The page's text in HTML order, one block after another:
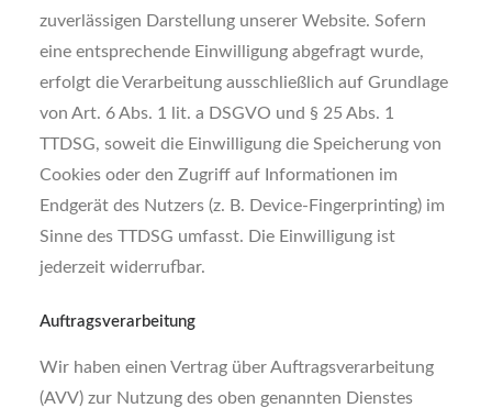
zuverlässigen Darstellung unserer Website. Sofern
eine entsprechende Einwilligung abgefragt wurde,
erfolgt die Verarbeitung ausschließlich auf Grundlage
von Art. 6 Abs. 1 lit. a DSGVO und § 25 Abs. 1
TTDSG, soweit die Einwilligung die Speicherung von
Cookies oder den Zugriff auf Informationen im
Endgerät des Nutzers (z. B. Device-Fingerprinting) im
Sinne des TTDSG umfasst. Die Einwilligung ist
jederzeit widerrufbar.
Auftragsverarbeitung
Wir haben einen Vertrag über Auftragsverarbeitung
(AVV) zur Nutzung des oben genannten Dienstes